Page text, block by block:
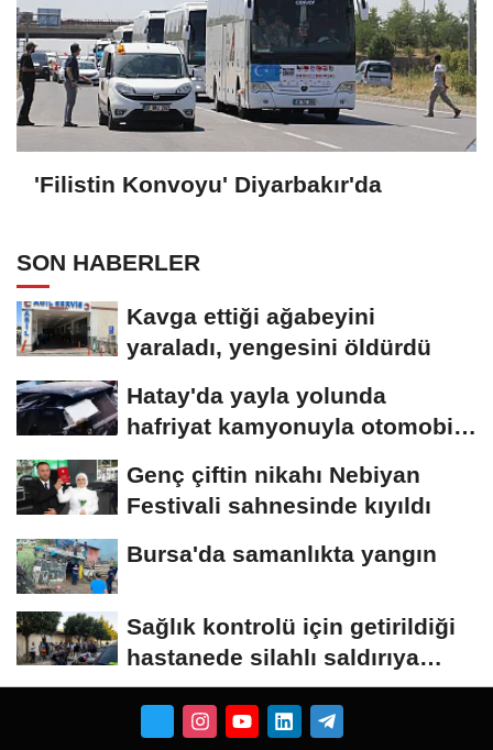
'Filistin Konvoyu' Diyarbakır'da
SON HABERLER
Kavga ettiği ağabeyini
yaraladı, yengesini öldürdü
Hatay'da yayla yolunda
hafriyat kamyonuyla otomobil
Genç çiftin nikahı Nebiyan
Festivali sahnesinde kıyıldı
Bursa'da samanlıkta yangın
Sağlık kontrolü için getirildiği
hastanede silahlı saldırıya
uğrayan...